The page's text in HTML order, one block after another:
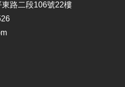
路二段106號22樓